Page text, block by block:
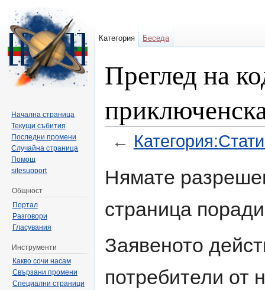
Преглед на
←
Нямате
страница
Заявеното
потребители от
Категория Беседа
Начална страница
Текущи събития
Последни промени
Случайна страница
Помощ
sitesupport
Общност
Портал
Разговори
Гласувания
Инструменти
Какво сочи насам
Свързани промени
Специални страници